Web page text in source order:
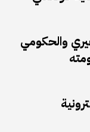
والحكومي